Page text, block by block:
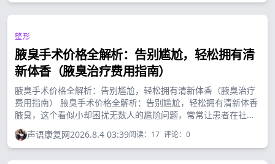
整形
腋臭手术价格全解析：告别尴尬，轻松拥有清
新体香（腋臭治疗费用指南）
腋臭手术价格全解析：告别尴尬，轻松拥有清新体香（腋臭治疗
费用指南） 腋臭手术价格全解析：告别尴尬，轻松拥有清新体香
腋臭，这个看似小却困扰无数人的尴尬问题，常常让患者在社交
场合中抬不起头。夏天的裙摆、亲密的拥抱、工作中的交流，都
可能因为腋臭问题而变得小心翼翼。随着医疗技术的发展，腋臭
手术已经成为解决这一问题的有效途径。...
声语康复网2026.8.4 03:39阅读： 17 评论： 0